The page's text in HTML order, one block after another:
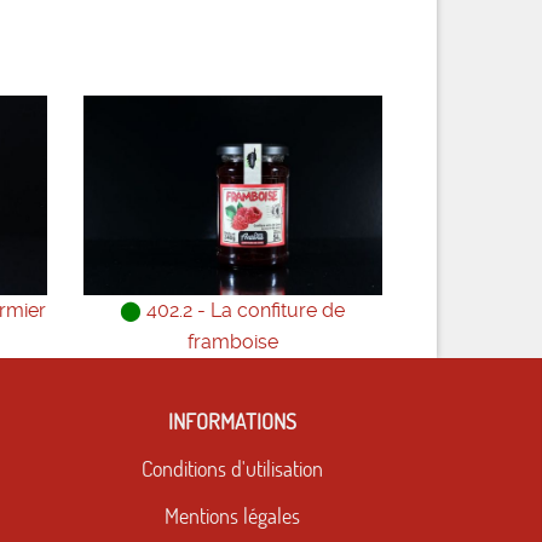
⬤402.2 - La confiture de
framboise
INFORMATIONS
Conditions d'utilisation
Mentions légales